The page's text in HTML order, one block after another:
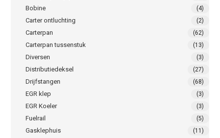
Bobine (4)
Carter ontluchting (2)
Carterpan (62)
Carterpan tussenstuk (13)
Diversen (3)
Distributiedeksel (27)
Drijfstangen (68)
EGR klep (3)
EGR Koeler (3)
Fuelrail (5)
Gasklephuis (11)